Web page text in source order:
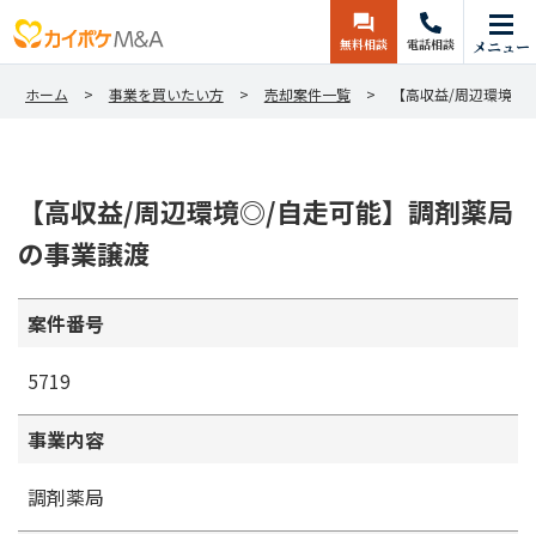
無料相談 電話相談 メニュー
ホーム 事業を買いたい方 売却案件一覧 【高収益/周辺環境
【高収益/周辺環境◎/自走可能】調剤薬局
の事業譲渡
案件番号
5719
事業内容
調剤薬局